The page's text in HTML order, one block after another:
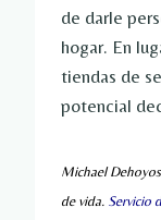
de darle
hogar. En
tiendas de
potencial
Michael
de vida. Servicio